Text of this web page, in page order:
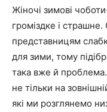
Жіночі зимові
громіздке і
представницям
для зими, тому
така вже й проблема.
не тільки на
які ми розглянемо